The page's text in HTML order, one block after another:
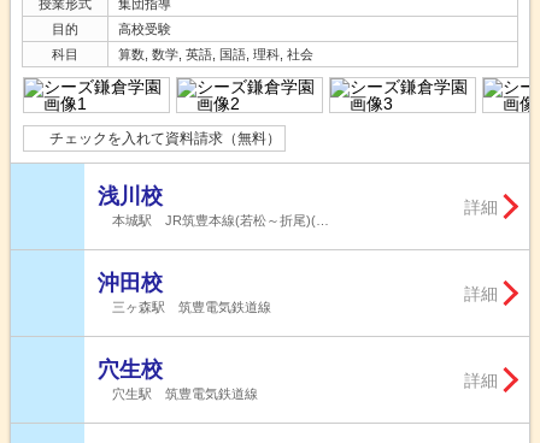
授業形式
集団指導
目的
高校受験
科目
算数, 数学, 英語, 国語, 理科, 社会
チェックを入れて資料請求（無料）
浅川校
本城駅 JR筑豊本線(若松～折尾)(…
詳細
沖田校
三ヶ森駅 筑豊電気鉄道線
詳細
穴生校
穴生駅 筑豊電気鉄道線
詳細